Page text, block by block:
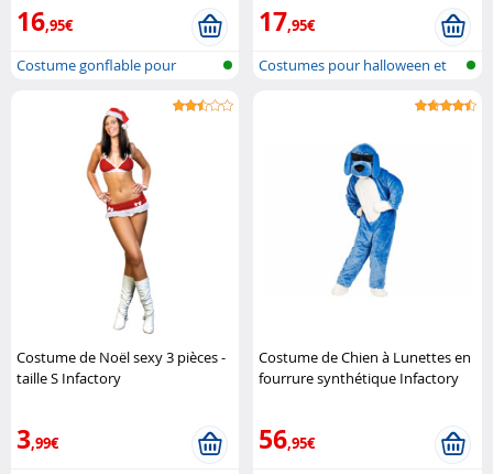
16,95€
Costume gonflable pour
17,95€
Costumes pour halloween et
Costume de Noël sexy 3 pièces -
taille S Infactory
3,99€
Costume de Chien à Lunettes en
fourrure synthétique Infactory
56,95€